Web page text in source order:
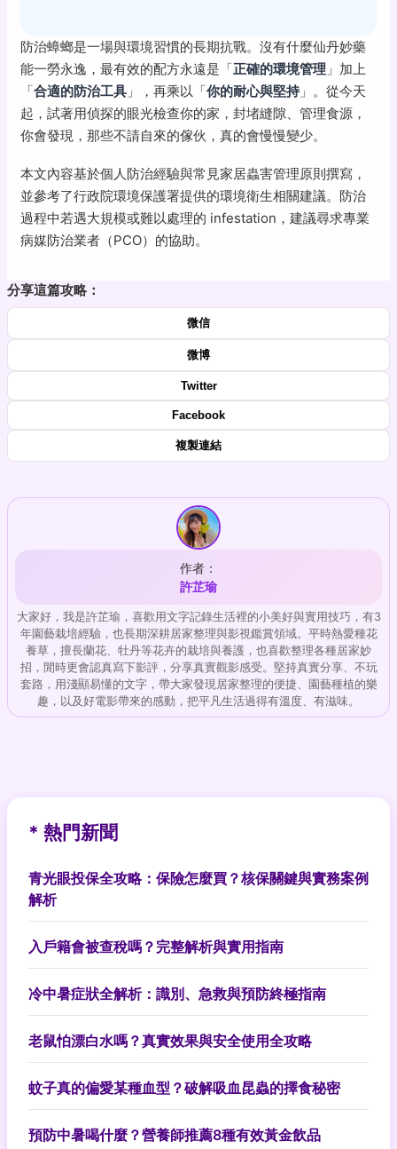
防治蟑螂是一場與環境習慣的長期抗戰。沒有什麼仙丹妙藥
能一勞永逸，最有效的配方永遠是「正確的環境管理 」加上
「合適的防治工具 」，再乘以「你的耐心與堅持」。從今天
起，試著用偵探的眼光檢查你的家，封堵縫隙、管理食源，
你會發現，那些不請自來的傢伙，真的會慢慢變少。
本文內容基於個人防治經驗與常見家居蟲害管理原則撰寫，
並參考了行政院環境保護署提供的環境衛生相關建議。防治
過程中若遇大規模或難以處理的 infestation，建議尋求專業
病媒防治業者（PCO）的協助。
分享這篇攻略：
微信
微博
Twitter
Facebook
複製連結
作者：
許芷瑜
大家好，我是許芷瑜，喜歡用文字記錄生活裡的小美好與實用技巧，有3
年園藝栽培經驗，也長期深耕居家整理與影視鑑賞領域。平時熱愛種花
養草，擅長蘭花、牡丹等花卉的栽培與養護，也喜歡整理各種居家妙
招，閒時更會認真寫下影評，分享真實觀影感受。堅持真實分享、不玩
套路，用淺顯易懂的文字，帶大家發現居家整理的便捷、園藝種植的樂
趣，以及好電影帶來的感動，把平凡生活過得有溫度、有滋味。
* 熱門新聞
青光眼投保全攻略：保險怎麼買？核保關鍵與實務案例
解析
入戶籍會被查稅嗎？完整解析與實用指南
冷中暑症狀全解析：識別、急救與預防終極指南
老鼠怕漂白水嗎？真實效果與安全使用全攻略
蚊子真的偏愛某種血型？破解吸血昆蟲的擇食秘密
預防中暑喝什麼？營養師推薦8種有效黃金飲品